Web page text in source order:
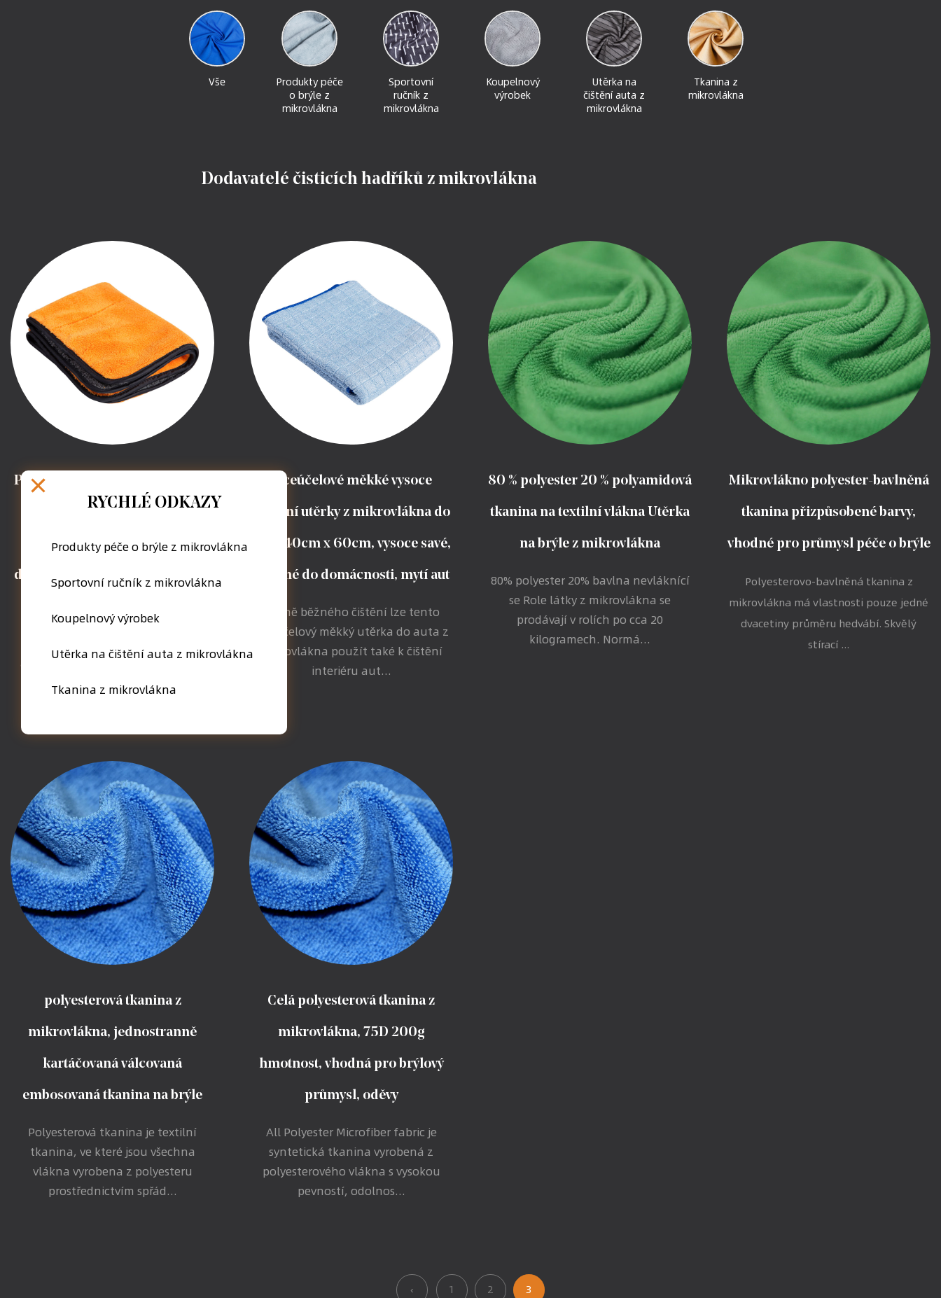
Vše
Produkty péče
o brýle z
mikrovlákna
Sportovní
ručník z
mikrovlákna
Koupelnový
výrobek
Utěrka na
čištění auta z
mikrovlákna
Tkanina z
mikrovlákna
Dodavatelé čisticích hadříků z mikrovlákna
Prémiový univerzální absorpční
nepouští vlákna, pro auto,
domácnost, kuchyň, auto - (12" x
auta z mikrovlákna je vhodná pro
různé úklidové práce včetně aut,
Víceúčelové měkké vysoce
kvalitní utěrky z mikrovlákna do
auta, 40cm x 60cm, vysoce savé,
vhodné do domácnosti, mytí aut
Kromě běžného čištění lze tento
víceúčelový měkký utěrka do auta z
mikrovlákna použít také k čištění
interiéru aut...
80 % polyester 20 % polyamidová
tkanina na textilní vlákna Utěrka
na brýle z mikrovlákna
80% polyester 20% bavlna nevláknící
se Role látky z mikrovlákna se
prodávají v rolích po cca 20
kilogramech. Normá...
Mikrovlákno polyester-bavlněná
tkanina přizpůsobené barvy,
vhodné pro průmysl péče o brýle
Polyesterovo-bavlněná tkanina z
mikrovlákna má vlastnosti pouze jedné
dvacetiny průměru hedvábí. Skvělý
stírací ...
polyesterová tkanina z
mikrovlákna, jednostranně
kartáčovaná válcovaná
embosovaná tkanina na brýle
Polyesterová tkanina je textilní
tkanina, ve které jsou všechna
vlákna vyrobena z polyesteru
prostřednictvím spřád...
Celá polyesterová tkanina z
mikrovlákna, 75D 200g
hmotnost, vhodná pro brýlový
průmysl, oděvy
All Polyester Microfiber fabric je
syntetická tkanina vyrobená z
polyesterového vlákna s vysokou
pevností, odolnos...
‹ 1 2 3
RYCHLÉ ODKAZY
Produkty péče o brýle z mikrovlákna
Sportovní ručník z mikrovlákna
Koupelnový výrobek
Utěrka na čištění auta z mikrovlákna
Tkanina z mikrovlákna